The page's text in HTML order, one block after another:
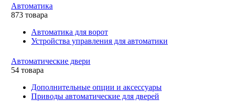
Автоматика
873 товара
Автоматика для ворот
Устройства управления для автоматики
Автоматические двери
54 товара
Дополнительные опции и аксессуары
Приводы автоматические для дверей